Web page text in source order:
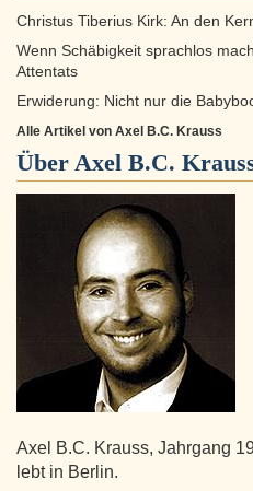
Christus Tiberius Kirk: An den
Wenn Schäbigkeit sprachlos
Attentats
Erwiderung: Nicht nur die
Alle Artikel von Axel B.C. Krauss
Über Axel B.C.
Axel B.C. Krauss, Jahrgang
lebt in Berlin.